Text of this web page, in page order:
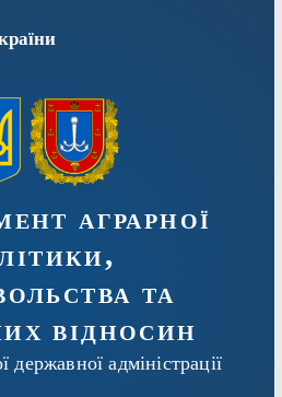
аграрної
та
відносин
державної адміністрації